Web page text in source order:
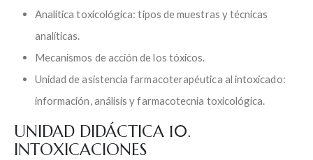
Analítica toxicológica: tipos de muestras y técnicas
analíticas.
Mecanismos de acción de los tóxicos.
Unidad de asistencia farmacoterapéutica al intoxicado:
información, análisis y farmacotecnia toxicológica.
UNIDAD DIDÁCTICA 10.
INTOXICACIONES